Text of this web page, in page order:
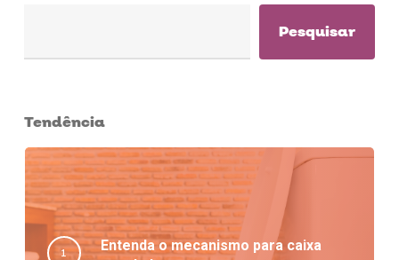
Pesquisar
Tendência
Entenda o mecanismo para caixa